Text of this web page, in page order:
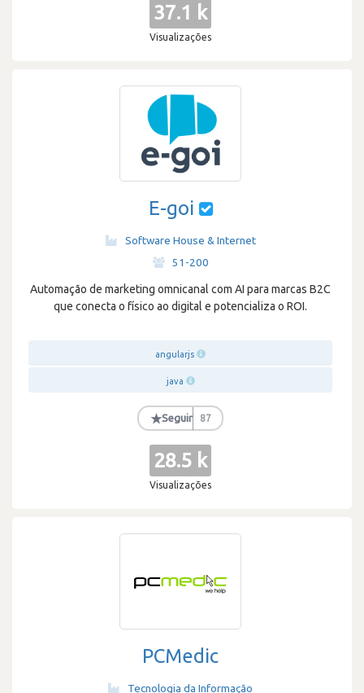
37.1 k
Visualizações
E-goi
Software House & Internet
51-200
Automação de marketing omnicanal com AI para marcas B2C
que conecta o físico ao digital e potencializa o ROI.
angularjs
java
★Seguir 87
28.5 k
Visualizações
PCMedic
Tecnologia da Informação